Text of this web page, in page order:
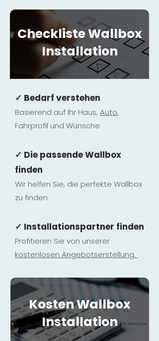
Checkliste Wallbox
Installation
✓ Bedarf verstehen
Basierend auf Ihr Haus, Auto,
Fahrprofil und Wünsche
✓ Die passende Wallbox
finden
Wir helfen Sie, die perfekte Wallbox
zu finden
✓ Installationspartner finden
Profitieren Sie von unserer
kostenlosen Angebotserstellung.
Kosten Wallbox
Installation